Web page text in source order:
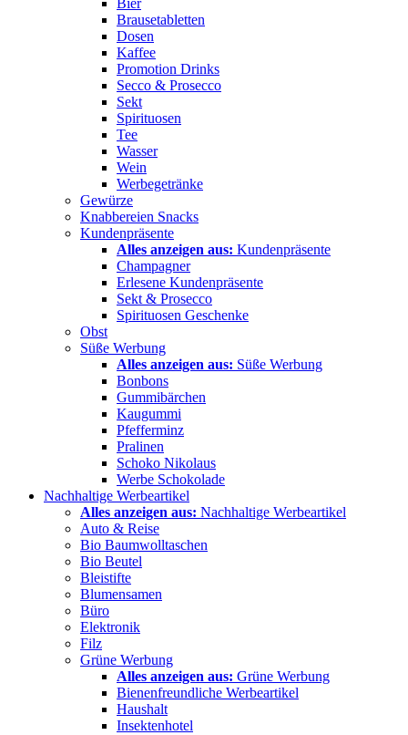
Bier
Brausetabletten
Dosen
Kaffee
Promotion Drinks
Secco & Prosecco
Sekt
Spirituosen
Tee
Wasser
Wein
Werbegetränke
Gewürze
Knabbereien Snacks
Kundenpräsente
Alles anzeigen aus: Kundenpräsente
Champagner
Erlesene Kundenpräsente
Sekt & Prosecco
Spirituosen Geschenke
Obst
Süße Werbung
Alles anzeigen aus: Süße Werbung
Bonbons
Gummibärchen
Kaugummi
Pfefferminz
Pralinen
Schoko Nikolaus
Werbe Schokolade
Nachhaltige Werbeartikel
Alles anzeigen aus: Nachhaltige Werbeartikel
Auto & Reise
Bio Baumwolltaschen
Bio Beutel
Bleistifte
Blumensamen
Büro
Elektronik
Filz
Grüne Werbung
Alles anzeigen aus: Grüne Werbung
Bienenfreundliche Werbeartikel
Haushalt
Insektenhotel